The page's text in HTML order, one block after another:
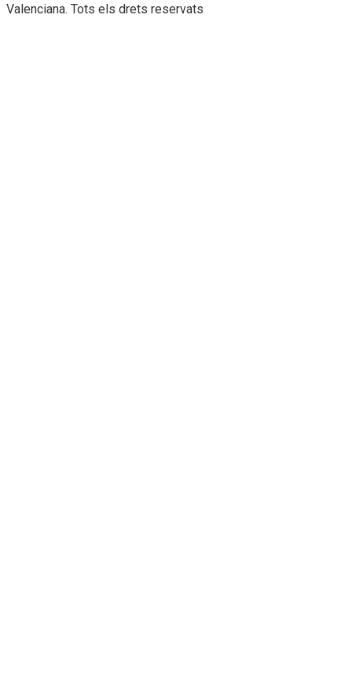
Valenciana. Tots els drets reservats